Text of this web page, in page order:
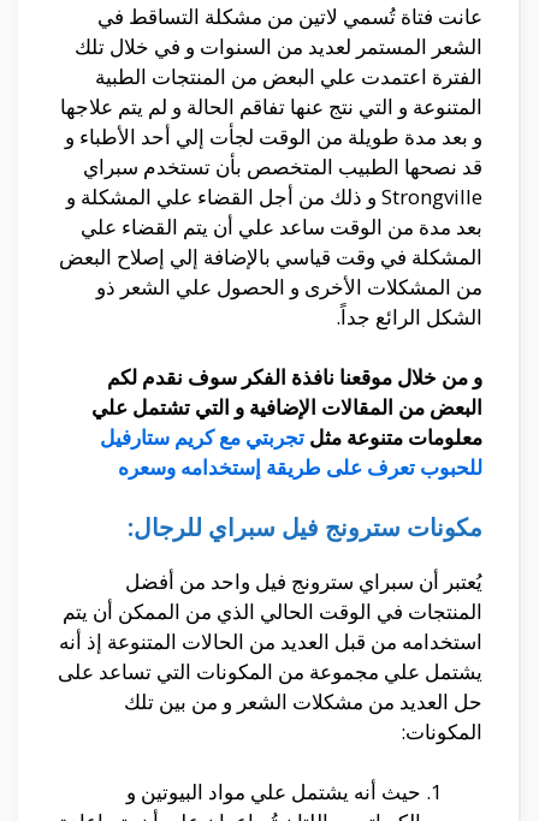
عانت فتاة تُسمي لاتين من مشكلة التساقط في
الشعر المستمر لعديد من السنوات و في خلال تلك
الفترة اعتمدت علي البعض من المنتجات الطبية
المتنوعة و التي نتج عنها تفاقم الحالة و لم يتم علاجها
و بعد مدة طويلة من الوقت لجأت إلي أحد الأطباء و
قد نصحها الطبيب المتخصص بأن تستخدم سبراي
Strongville و ذلك من أجل القضاء علي المشكلة و
بعد مدة من الوقت ساعد علي أن يتم القضاء علي
المشكلة في وقت قياسي بالإضافة إلي إصلاح البعض
من المشكلات الأخرى و الحصول علي الشعر ذو
الشكل الرائع جداً.
و من خلال موقعنا نافذة الفكر سوف نقدم لكم
البعض من المقالات الإضافية و التي تشتمل علي
معلومات متنوعة مثل تجربتي مع كريم ستارفيل
للحبوب تعرف على طريقة إستخدامه وسعره
مكونات سترونج فيل سبراي للرجال:
يُعتبر أن سبراي سترونج فيل واحد من أفضل
المنتجات في الوقت الحالي الذي من الممكن أن يتم
استخدامه من قبل العديد من الحالات المتنوعة إذ أنه
يشتمل علي مجموعة من المكونات التي تساعد على
حل العديد من مشكلات الشعر و من بين تلك
المكونات:
حيث أنه يشتمل علي مواد البيوتين و